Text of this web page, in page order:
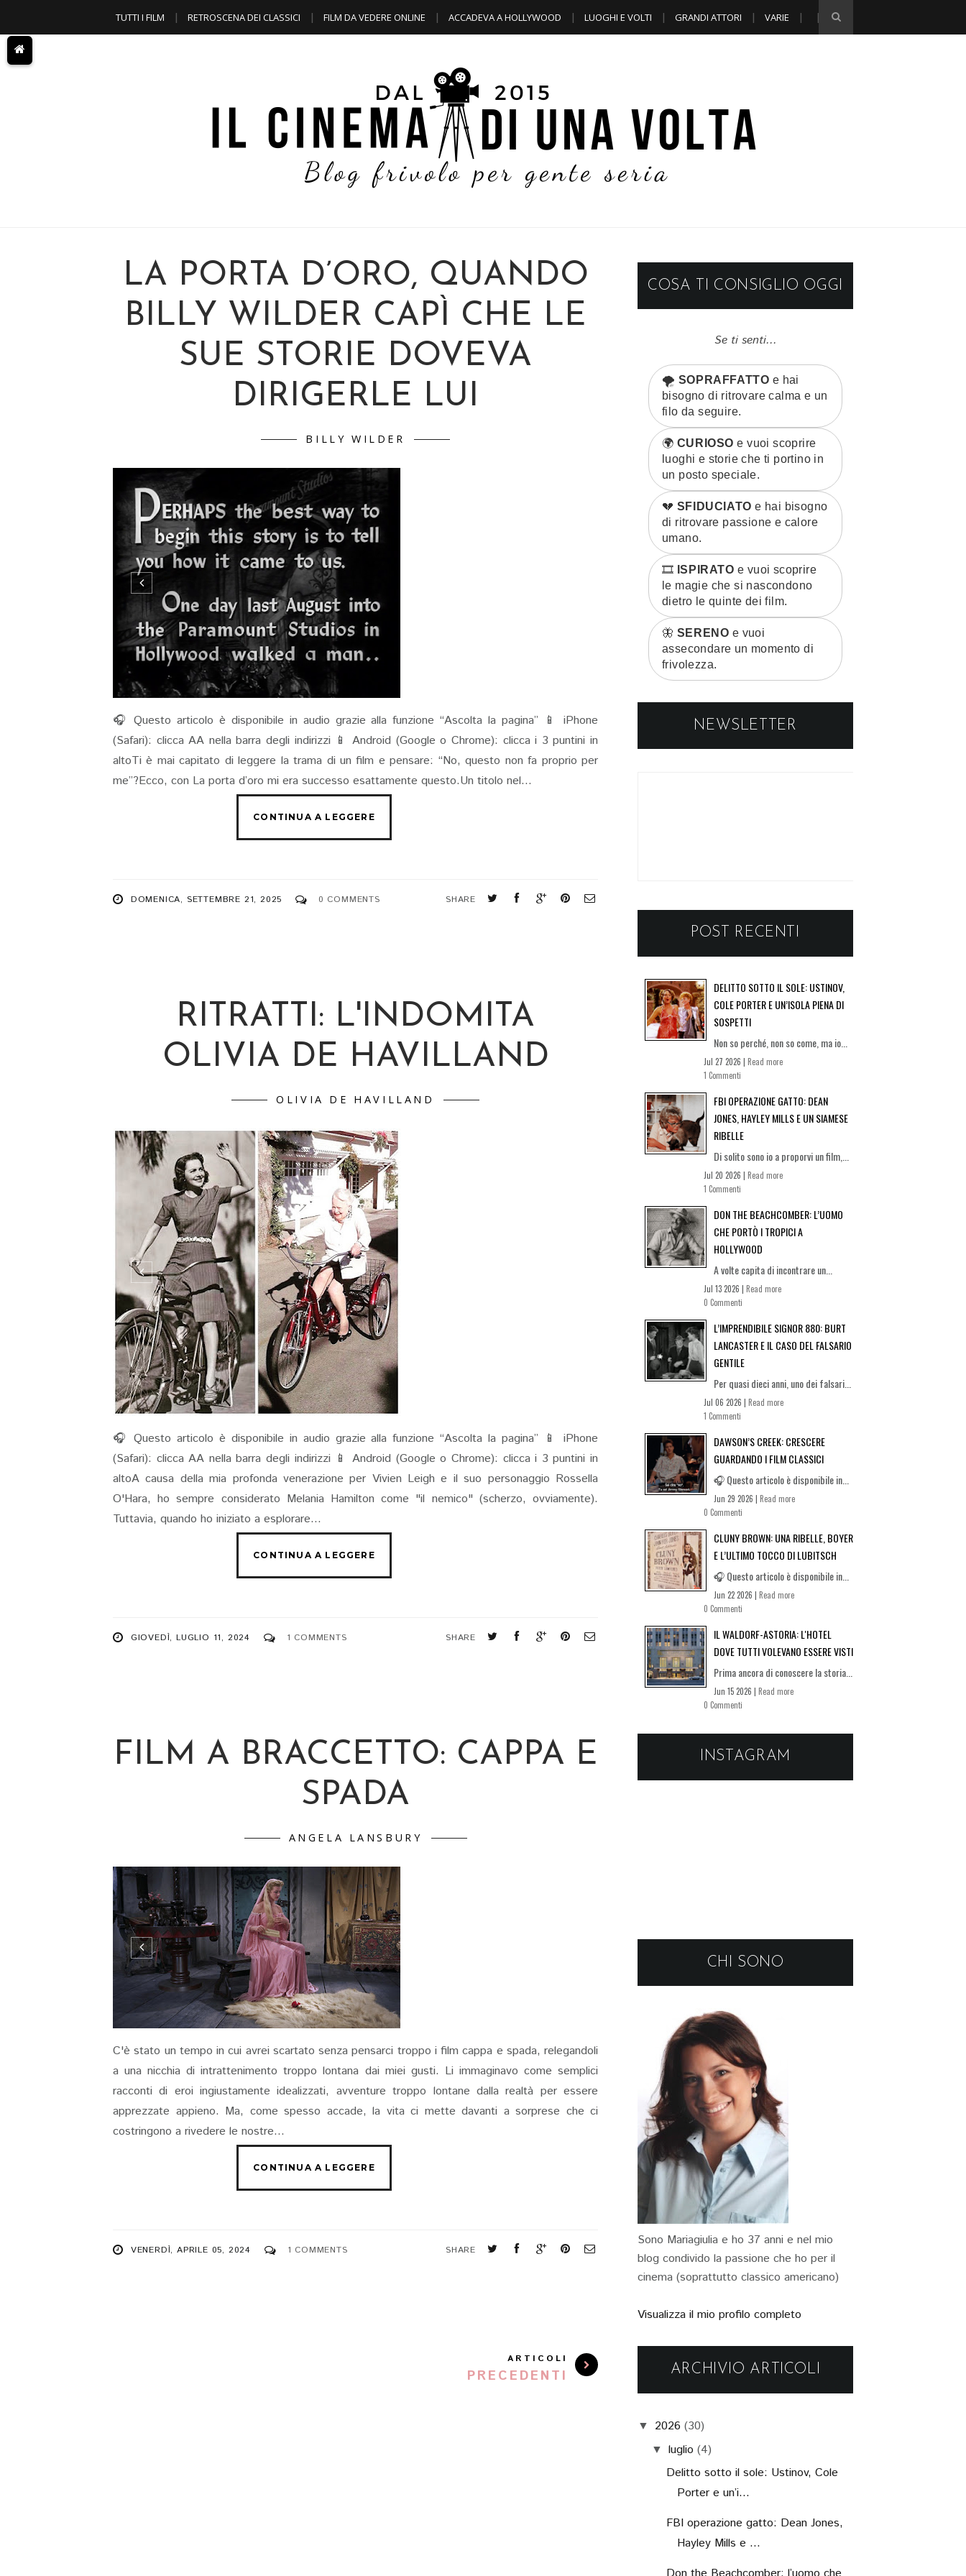
TUTTI I FILM RETROSCENA DEI CLASSICI FILM DA VEDERE ONLINE ACCADEVA A HOLLYWOOD LUOGHI E VOLTI GRANDI ATTORI VARIE
LA PORTA D’ORO, QUANDO
BILLY WILDER CAPÌ CHE LE
SUE STORIE DOVEVA
DIRIGERLE LUI
BILLY WILDER
🎧 Questo articolo è disponibile in audio grazie alla funzione “Ascolta la pagina” 📱 iPhone
(Safari): clicca AA nella barra degli indirizzi 📱 Android (Google o Chrome): clicca i 3 puntini in
altoTi è mai capitato di leggere la trama di un film e pensare: “No, questo non fa proprio per
me”?Ecco, con La porta d’oro mi era successo esattamente questo.Un titolo nel...
DOMENICA, SETTEMBRE 21, 2025 0 COMMENTS SHARE
RITRATTI: L'INDOMITA
OLIVIA DE HAVILLAND
OLIVIA DE HAVILLAND
🎧 Questo articolo è disponibile in audio grazie alla funzione “Ascolta la pagina” 📱 iPhone
(Safari): clicca AA nella barra degli indirizzi 📱 Android (Google o Chrome): clicca i 3 puntini in
altoA causa della mia profonda venerazione per Vivien Leigh e il suo personaggio Rossella
O'Hara, ho sempre considerato Melania Hamilton come "il nemico" (scherzo, ovviamente).
Tuttavia, quando ho iniziato a esplorare...
GIOVEDÌ, LUGLIO 11, 2024 1 COMMENTS SHARE
FILM A BRACCETTO: CAPPA E
SPADA
ANGELA LANSBURY
C'è stato un tempo in cui avrei scartato senza pensarci troppo i film cappa e spada, relegandoli
a una nicchia di intrattenimento troppo lontana dai miei gusti. Li immaginavo come semplici
racconti di eroi ingiustamente idealizzati, avventure troppo lontane dalla realtà per essere
apprezzate appieno. Ma, come spesso accade, la vita ci mette davanti a sorprese che ci
costringono a rivedere le nostre...
VENERDÌ, APRILE 05, 2024 1 COMMENTS SHARE
ARTICOLI
PRECEDENTI
COSA TI CONSIGLIO OGGI
Se ti senti...
🌪️ SOPRAFFATTO e hai
bisogno di ritrovare calma e un
filo da seguire.
🌍 CURIOSO e vuoi scoprire
luoghi e storie che ti portino in
un posto speciale.
💔 SFIDUCIATO e hai bisogno
di ritrovare passione e calore
umano.
🎞️ ISPIRATO e vuoi scoprire
le magie che si nascondono
dietro le quinte dei film.
🦋 SERENO e vuoi
assecondare un momento di
frivolezza.
NEWSLETTER
POST RECENTI
DELITTO SOTTO IL SOLE: USTINOV,
COLE PORTER E UN’ISOLA PIENA DI
SOSPETTI
Non so perché, non so come, ma io...
Jul 27 2026 | Read more
1 Commenti
FBI OPERAZIONE GATTO: DEAN
JONES, HAYLEY MILLS E UN SIAMESE
RIBELLE
Di solito sono io a proporvi un film,...
Jul 20 2026 | Read more
1 Commenti
DON THE BEACHCOMBER: L’UOMO
CHE PORTÒ I TROPICI A
HOLLYWOOD
A volte capita di incontrare un...
Jul 13 2026 | Read more
0 Commenti
L’IMPRENDIBILE SIGNOR 880: BURT
LANCASTER E IL CASO DEL FALSARIO
GENTILE
Per quasi dieci anni, uno dei falsari...
Jul 06 2026 | Read more
1 Commenti
DAWSON’S CREEK: CRESCERE
GUARDANDO I FILM CLASSICI
🎧 Questo articolo è disponibile in...
Jun 29 2026 | Read more
0 Commenti
CLUNY BROWN: UNA RIBELLE, BOYER
E L’ULTIMO TOCCO DI LUBITSCH
🎧 Questo articolo è disponibile in...
Jun 22 2026 | Read more
0 Commenti
IL WALDORF-ASTORIA: L'HOTEL
DOVE TUTTI VOLEVANO ESSERE VISTI
Prima ancora di conoscere la storia...
Jun 15 2026 | Read more
0 Commenti
INSTAGRAM
CHI SONO
Sono Mariagiulia e ho 37 anni e nel mio
blog condivido la passione che ho per il
cinema (soprattutto classico americano)
Visualizza il mio profilo completo
ARCHIVIO ARTICOLI
▼ 2026 (30)
▼ luglio (4)
Delitto sotto il sole: Ustinov, Cole
Porter e un’i...
FBI operazione gatto: Dean Jones,
Hayley Mills e ...